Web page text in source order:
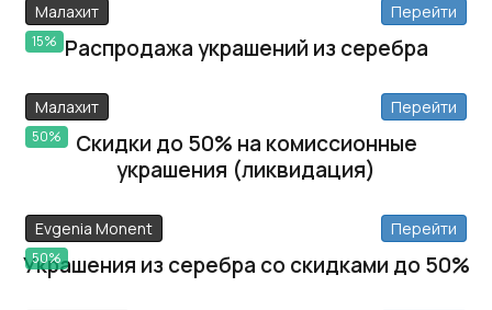
Малахит
15%
Перейти
Распродажа украшений из серебра
Малахит
50%
Перейти
Скидки до 50% на комиссионные
украшения (ликвидация)
Evgenia Monent
50%
Перейти
Украшения из серебра со скидками до 50%